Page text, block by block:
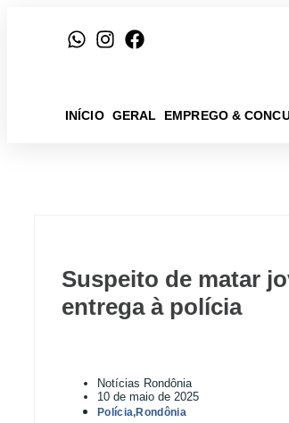
INÍCIO GERAL EMPREGO &
Suspeito de matar
entrega à polícia
Notícias Rondônia
10 de maio de 2025
Polícia,Rondônia